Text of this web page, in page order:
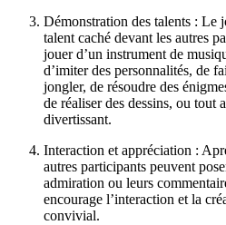
Démonstration des talents : Le
talent caché devant les autres
jouer d’un instrument de
d’imiter des personnalités, de
jongler, de résoudre des
de réaliser des dessins, ou tout
divertissant.
Interaction et appréciation :
autres participants peuvent
admiration ou leurs
encourage l’interaction et la
convivial.